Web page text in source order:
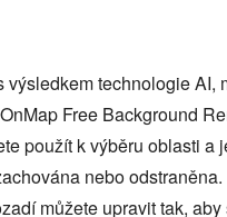
technologie AI,
Free Background
použít k výběru oblasti a
nebo
můžete upravit tak,